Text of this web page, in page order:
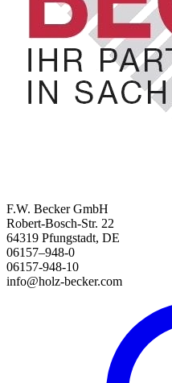
F.W. Becker GmbH
Robert-Bosch-Str. 22
64319 Pfungstadt, DE
06157–948-0
06157-948-10
info@holz-becker.com